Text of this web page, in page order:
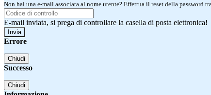
Non hai una e-mail associata al nome utente? Effettua il reset della password
E-mail inviata, si prega di controllare la casella di posta elettronica!
Errore
Chiudi
Successo
Chiudi